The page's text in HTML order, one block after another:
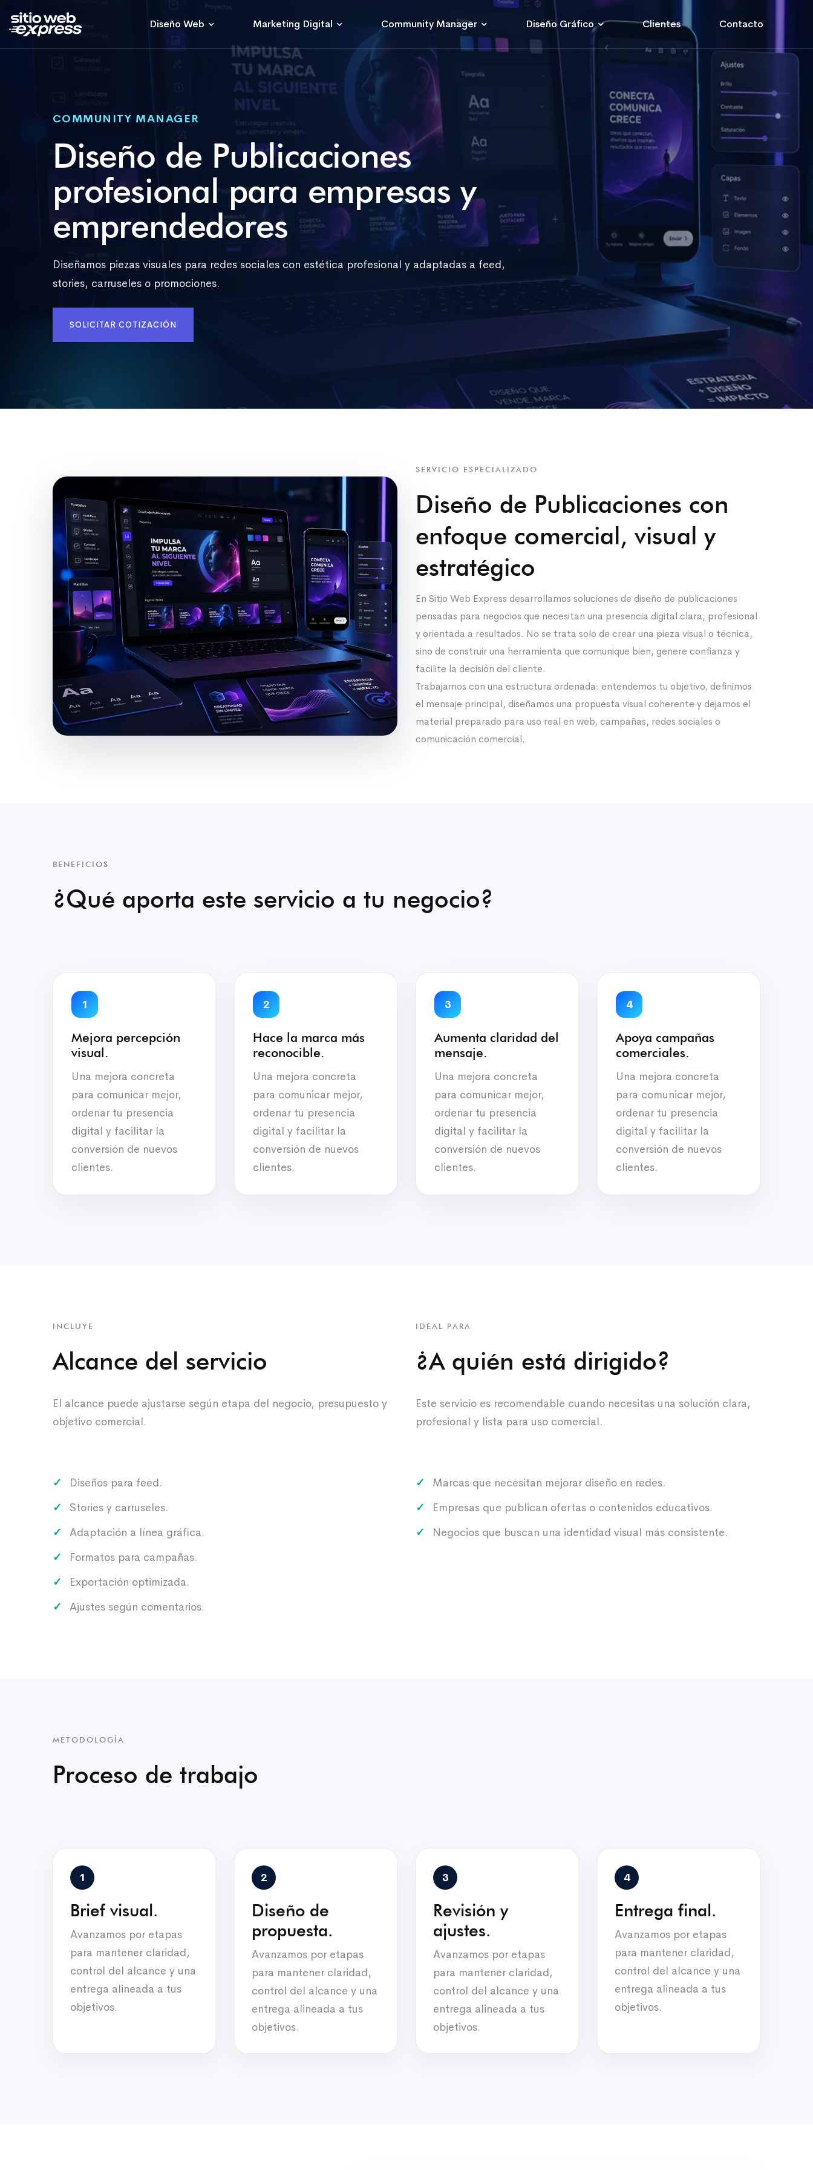
Diseño Web Marketing Digital Community Manager Diseño Gráfico Clientes Contacto
COMMUNITY MANAGER
Diseño de Publicaciones
profesional para empresas y
emprendedores
Diseñamos piezas visuales para redes sociales con estética profesional y adaptadas a feed,
stories, carruseles o promociones.
SOLICITAR COTIZACIÓN
SERVICIO ESPECIALIZADO
Diseño de Publicaciones con
enfoque comercial, visual y
estratégico
En Sitio Web Express desarrollamos soluciones de diseño de publicaciones
pensadas para negocios que necesitan una presencia digital clara, profesional
y orientada a resultados. No se trata solo de crear una pieza visual o técnica,
sino de construir una herramienta que comunique bien, genere confianza y
facilite la decisión del cliente.
Trabajamos con una estructura ordenada: entendemos tu objetivo, definimos
el mensaje principal, diseñamos una propuesta visual coherente y dejamos el
material preparado para uso real en web, campañas, redes sociales o
comunicación comercial.
BENEFICIOS
¿Qué aporta este servicio a tu negocio?
1
Mejora percepción
visual.
Una mejora concreta
para comunicar mejor,
ordenar tu presencia
digital y facilitar la
conversión de nuevos
clientes.
2
Hace la marca más
reconocible.
Una mejora concreta
para comunicar mejor,
ordenar tu presencia
digital y facilitar la
conversión de nuevos
clientes.
3
Aumenta claridad del
mensaje.
Una mejora concreta
para comunicar mejor,
ordenar tu presencia
digital y facilitar la
conversión de nuevos
clientes.
4
Apoya campañas
comerciales.
Una mejora concreta
para comunicar mejor,
ordenar tu presencia
digital y facilitar la
conversión de nuevos
clientes.
INCLUYE
Alcance del servicio
El alcance puede ajustarse según etapa del negocio, presupuesto y
objetivo comercial.
Diseños para feed.
Stories y carruseles.
Adaptación a línea gráfica.
Formatos para campañas.
Exportación optimizada.
Ajustes según comentarios.
IDEAL PARA
¿A quién está dirigido?
Este servicio es recomendable cuando necesitas una solución clara,
profesional y lista para uso comercial.
Marcas que necesitan mejorar diseño en redes.
Empresas que publican ofertas o contenidos educativos.
Negocios que buscan una identidad visual más consistente.
METODOLOGÍA
Proceso de trabajo
Brief visual.
Avanzamos por etapas
para mantener claridad,
control del alcance y una
entrega alineada a tus
objetivos.
Diseño de
propuesta.
Avanzamos por etapas
para mantener claridad,
control del alcance y una
entrega alineada a tus
objetivos.
Revisión y
ajustes.
Avanzamos por etapas
para mantener claridad,
control del alcance y una
entrega alineada a tus
objetivos.
Entrega final.
Avanzamos por etapas
para mantener claridad,
control del alcance y una
entrega alineada a tus
objetivos.